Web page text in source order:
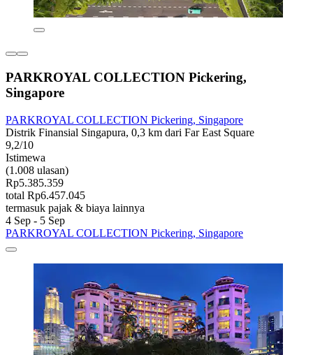
PARKROYAL COLLECTION Pickering,
Singapore
PARKROYAL COLLECTION Pickering, Singapore
Distrik Finansial Singapura, 0,3 km dari Far East Square
9,2/10
Istimewa
(1.008 ulasan)
Rp5.385.359
total Rp6.457.045
termasuk pajak & biaya lainnya
4 Sep - 5 Sep
PARKROYAL COLLECTION Pickering, Singapore